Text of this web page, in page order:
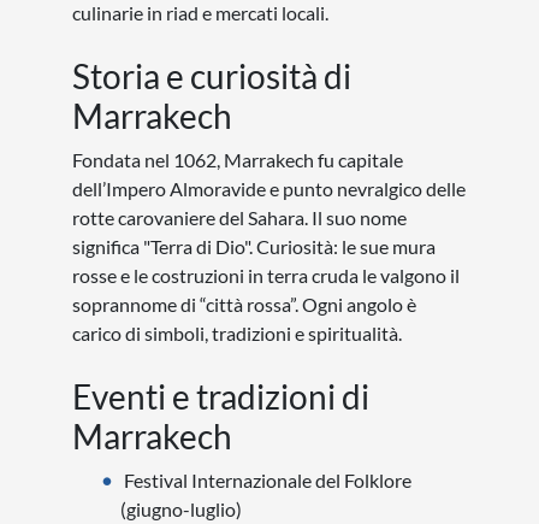
culinarie in riad e mercati locali.
Storia e curiosità di
Marrakech
Fondata nel 1062, Marrakech fu capitale
dell’Impero Almoravide e punto nevralgico delle
rotte carovaniere del Sahara. Il suo nome
significa "Terra di Dio". Curiosità: le sue mura
rosse e le costruzioni in terra cruda le valgono il
soprannome di “città rossa”. Ogni angolo è
carico di simboli, tradizioni e spiritualità.
Eventi e tradizioni di
Marrakech
Festival Internazionale del Folklore
(giugno-luglio)